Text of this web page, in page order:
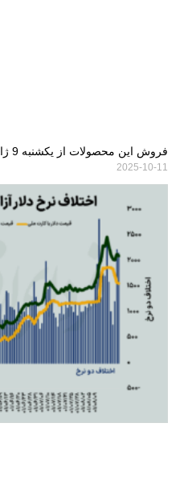
فروش این محصولات از یکشنبه 9 ژانویه +جزئیات
2025-10-11